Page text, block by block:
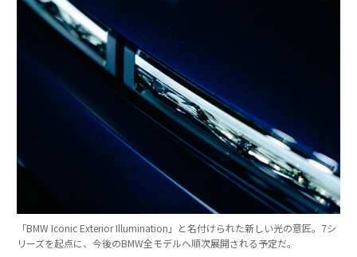
「BMW Iconic Exterior Illumination」と名付けられた新しい光の意匠。7シ
リーズを起点に、今後のBMW全モデルへ順次展開される予定だ。